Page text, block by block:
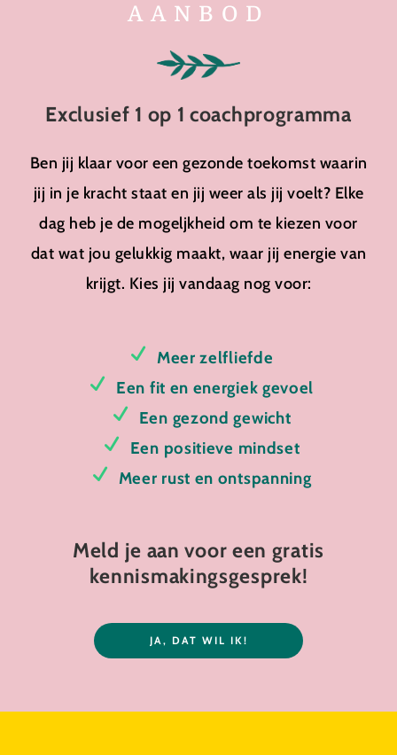
AANBOD
Exclusief 1 op 1 coachprogramma
Ben jij klaar voor een gezonde toekomst waarin
jij in je kracht staat en jij weer als jij voelt? Elke
dag heb je de mogeljkheid om te kiezen voor
dat wat jou gelukkig maakt, waar jij energie van
krijgt. Kies jij vandaag nog voor:
Meer zelfliefde
Een fit en energiek gevoel
Een gezond gewicht
Een positieve mindset
Meer rust en ontspanning
Meld je aan voor een gratis
kennismakingsgesprek!
JA, DAT WIL IK!